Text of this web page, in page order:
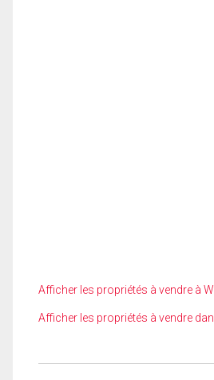
Afficher les propriétés à vendre à
Afficher les propriétés à vendre